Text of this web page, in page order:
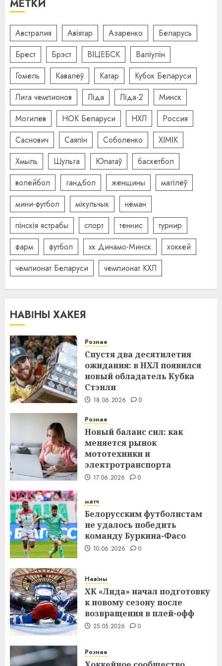
МЕТКИ
Австралия Авіятар Азаренко
Беларусь
Брест
Брэст ВІЦЕБСК
Валіулін
Гомель
Кавалёў Катар
Кубок Беларуси
Лига чемпионов
Ліда Ліда-2
Минск
Могилев
НОК Беларуси НХЛ
Россия
Саснович
Саяпін Соболенко
ХІМІК
Хмыль
Шульга Юпатаў
баскетбол
волейбол
гандбол женщины
магілёў
мини-футбол
мікульчык
нёман
пінскія ястрабы
спорт теннис
турнир
фарм
футбол хк Динамо-Минск
хоккей
чемпионат Беларуси
чемпионат КХЛ
НАВІНЫ ХАКЕЯ
Рознае
Спустя два десятилетия
ожидания: в НХЛ появился
новый обладатель Кубка
Стэнли
18.06.2026 0
Рознае
Новый баланс сил: как
меняется рынок
мототехники и
электротранспорта
17.06.2026 0
матч
Белорусским футболистам
не удалось победить
команду Буркина-Фасо
10.06.2026 0
Навіны
ХК «Лида» начал подготовку
к новому сезону после
возвращения в плей-офф
25.05.2026 0
Рознае